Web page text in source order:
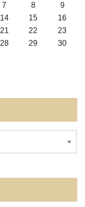
7 8
9
14 15
16
21 22
23
28 29
30